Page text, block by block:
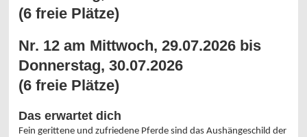
(6 freie Plätze)
Nr. 12 am Mittwoch, 29.07.2026 bis
Donnerstag, 30.07.2026
(6 freie Plätze)
Das erwartet dich
Fein gerittene und zufriedene Pferde sind das Aushängeschild der